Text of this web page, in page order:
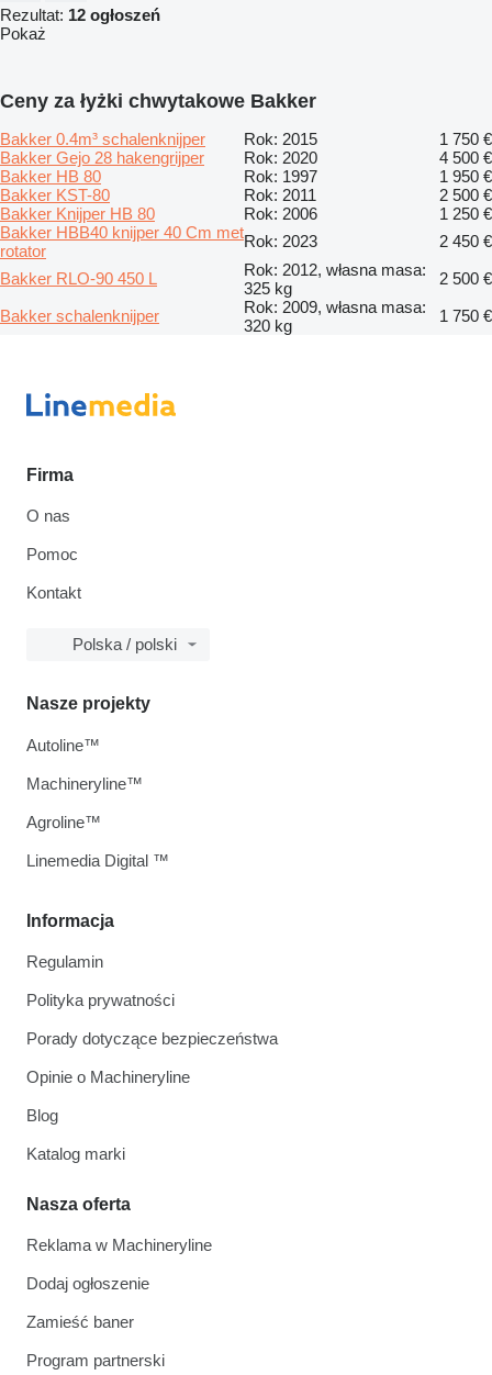
Rezultat: 12 ogłoszeń
Pokaż
Ceny za łyżki chwytakowe Bakker
Bakker 0.4m³ schalenknijper Rok: 2015
1 750 €
Bakker Gejo 28 hakengrijper
Rok: 2020
4 500 €
Bakker HB 80
Rok: 1997
1 950 €
Bakker KST-80
Rok: 2011
2 500 €
Bakker Knijper HB 80
Rok: 2006
1 250 €
Bakker HBB40 knijper 40 Cm met
rotator
Rok: 2023
2 450 €
Bakker RLO-90 450 L
Rok: 2012, własna masa:
325 kg
2 500 €
Bakker schalenknijper
Rok: 2009, własna masa:
320 kg
1 750 €
Firma
O nas
Pomoc
Kontakt
Polska / polski
Informacja
Regulamin
Polityka prywatności
Porady dotyczące bezpieczeństwa
Opinie o Machineryline
Blog
Katalog marki
Nasza oferta
Reklama w Machineryline
Dodaj ogłoszenie
Zamieść baner
Program partnerski
Nasze projekty
Autoline™
Machineryline™
Agroline™
Linemedia Digital ™